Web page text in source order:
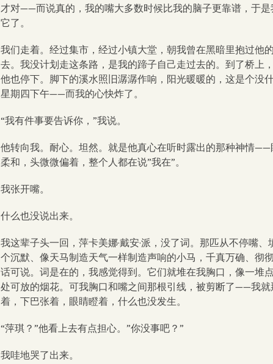
才对——而说真的，我的嘴大多数时候比我的脑子更靠谱，于是
它了。
我们走着。经过集市，经过小镇大堂，朝我曾在黑暗里抱过他
去。我没计划走这条路，是我的蹄子自己走过去的。到了桥上
他也停下。脚下的溪水照旧潺潺作响，阳光暖暖的，这是个没
星期四下午——而我的心快炸了。
“我有件事要告诉你，”我说。
他转向我。耐心。坦然。就是他真心在听时露出的那种神情——
柔和，头微微偏着，整个人都在说”我在”。
我张开嘴。
什么也没说出来。
我这辈子头一回，萍卡美娜·戴安·派，没了词。那匹从不停嘴、
个沉默、像天马制造天气一样制造声响的小马，千真万确、彻
话可说。词是在的，我感觉得到。它们就堆在我胸口，像一堆
处可放的烟花。可我胸口和嘴之间那根引线，被剪断了——我就
着，下巴张着，眼睛瞪着，什么也没发生。
“萍琪？”他看上去有点担心。”你没事吧？”
我哇地哭了出来。